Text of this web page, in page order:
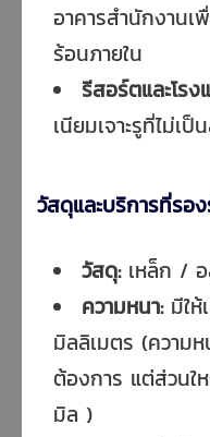
อาคารสำนักงานเ
ร้อนภายใน
รีสอร์ตและโรง
เนียมเจาะรูที่ไม่เ
วัสดุและบริการที่รอ
วัสดุ:เหล็ก / อ
ความหนา:มีให้
มิลลิเมตร (ความ
ต้องการ แต่ส่วนใ
มิล)